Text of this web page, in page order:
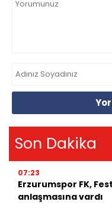
Son Dakika
07:23
Erzurumspor FK,
anlaşmasına vardı